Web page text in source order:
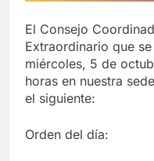
El Consejo
Extraordinario que
miércoles, 5 de
horas en nuestra
el siguiente:
Orden del día: